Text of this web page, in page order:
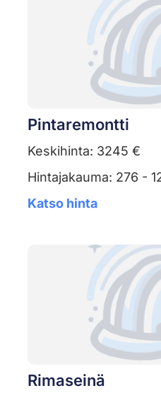
Pintaremontti
Keskihinta: 3245 €
Hintajakauma: 276 -
Katso hinta
Rimaseinä